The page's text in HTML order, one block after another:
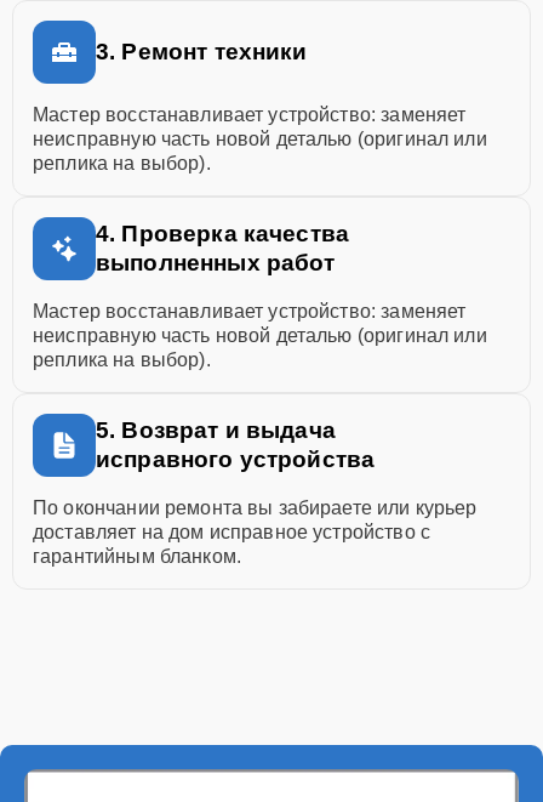
3. Ремонт техники
Мастер восстанавливает устройство: заменяет
неисправную часть новой деталью (оригинал или
реплика на выбор).
4. Проверка качества
выполненных работ
Мастер восстанавливает устройство: заменяет
неисправную часть новой деталью (оригинал или
реплика на выбор).
5. Возврат и выдача
исправного устройства
По окончании ремонта вы забираете или курьер
доставляет на дом исправное устройство с
гарантийным бланком.